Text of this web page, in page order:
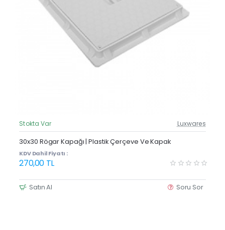
Güncel Fiyat
Stokta Var Luxwares
30x30 Rögar Kapağı | Plastik Çerçeve Ve Kapak
KDV Dahil Fiyatı :
270,00 TL
Satın Al Soru Sor